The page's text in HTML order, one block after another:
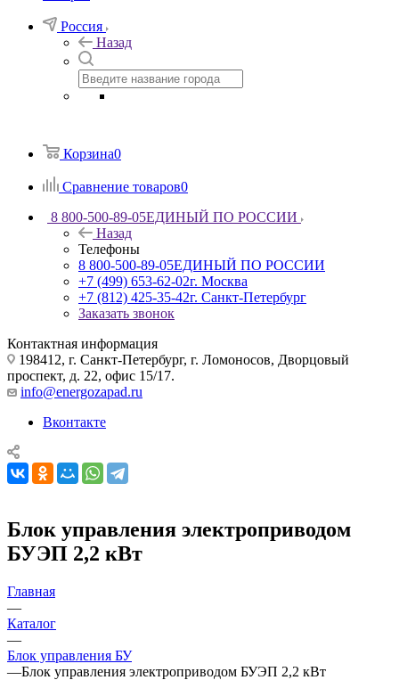
Россия
Назад
Корзина0
Сравнение товаров0
8 800-500-89-05ЕДИНЫЙ ПО РОССИИ
Назад
Телефоны
8 800-500-89-05ЕДИНЫЙ ПО РОССИИ
+7 (499) 653-62-02г. Москва
+7 (812) 425-35-42г. Санкт-Петербург
Заказать звонок
Контактная информация
198412, г. Санкт-Петербург, г. Ломоносов, Дворцовый
проспект, д. 22, офис 15/17.
info@energozapad.ru
Вконтакте
Блок управления электроприводом
БУЭП 2,2 кВт
Главная
—
Каталог
—
Блок управления БУ
—Блок управления электроприводом БУЭП 2,2 кВт